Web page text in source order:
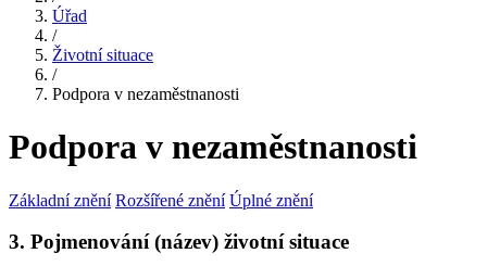
Úřad
/
Životní situace
/
Podpora v nezaměstnanosti
Podpora v nezaměstnanosti
Základní znění Rozšířené znění Úplné znění
3. Pojmenování (název) životní situace